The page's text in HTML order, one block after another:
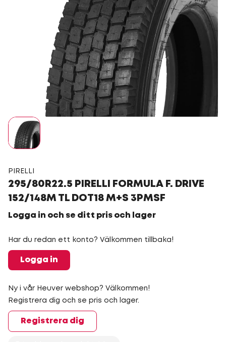
PIRELLI
295/80R22.5 PIRELLI FORMULA F. DRIVE
152/148M TL DOT18 M+S 3PMSF
Logga in och se ditt pris och lager
Har du redan ett konto? Välkommen tillbaka!
Logga in
Ny i vår Heuver webshop? Välkommen!
Registrera dig och se pris och lager.
Registrera dig